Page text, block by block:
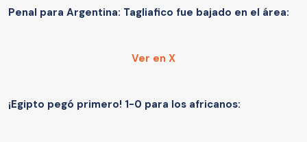
Penal para Argentina: Tagliafico fue bajado en el área:
Ver en X
¡Egipto pegó primero! 1-0 para los africanos: